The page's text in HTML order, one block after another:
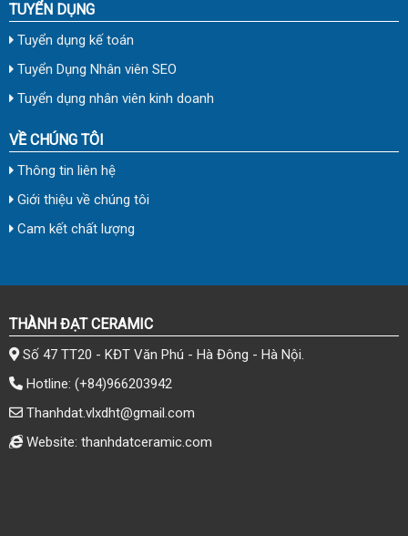
TUYỂN DỤNG
Tuyển dụng kế toán
Tuyển Dụng Nhân viên SEO
Tuyển dụng nhân viên kinh doanh
VỀ CHÚNG TÔI
Thông tin liên hệ
Giới thiệu về chúng tôi
Cam kết chất lượng
THÀNH ĐẠT CERAMIC
Số 47 TT20 - KĐT Văn Phú - Hà Đông - Hà Nội.
Hotline: (+84)966203942
Thanhdat.vlxdht@gmail.com
Website: thanhdatceramic.com